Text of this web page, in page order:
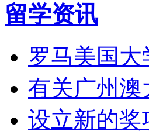
留学资讯
罗马美国
有关广州
设立新的